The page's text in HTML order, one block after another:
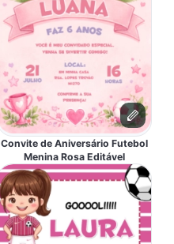
Convite de Aniversário Futebol
Menina Rosa Editável